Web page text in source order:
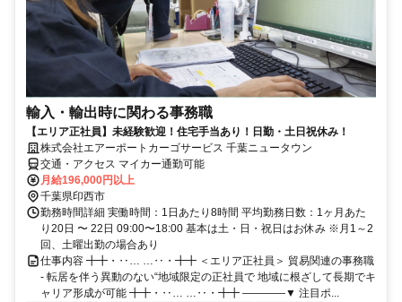
輸入・輸出時に関わる事務職
【エリア正社員】未経験歓迎！住宅手当あり！日勤・土日祝休み！
株式会社エアーポートカーゴサービス 千葉ニュータウン
交通・アクセス マイカー通勤可能
月給196,000円以上
千葉県印西市
勤務時間詳細 実働時間：1日あたり8時間 平均勤務日数：1ヶ月あた
り20日 〜 22日 09:00〜18:00 基本は土・日・祝日はお休み ※月1～2
回、土曜出勤の場合あり
仕事内容 ╋╋・‥… …‥・╋╋ ＜エリア正社員＞ 貿易関連の事務職
- 転居を伴う異動のない“地域限定の正社員で 地域に根ざして長期でキ
ャリア形成が可能 ╋╋・‥… …‥・╋╋ ――――▼ 注目ポ...